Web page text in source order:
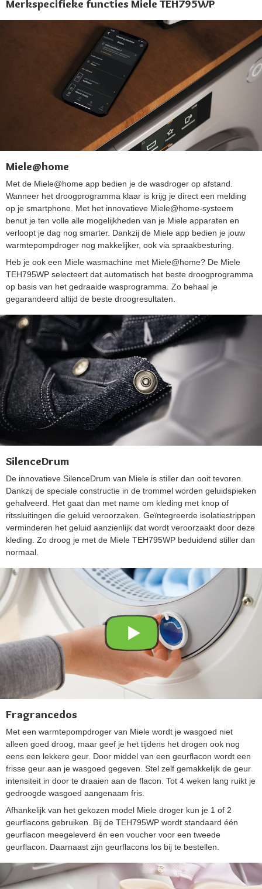
Merkspecifieke functies Miele TEH795WP
Miele@home
Met de Miele@home app bedien je de wasdroger op afstand.
Wanneer het droogprogramma klaar is krijg je direct een melding
op je smartphone. Met het innovatieve Miele@home-systeem
benut je ten volle alle mogelijkheden van je Miele apparaten en
verloopt je dag nog smarter. Dankzij de Miele app bedien je jouw
warmtepompdroger nog makkelijker, ook via spraakbesturing.
Heb je ook een Miele wasmachine met Miele@home? De Miele
TEH795WP selecteert dat automatisch het beste droogprogramma
op basis van het gedraaide wasprogramma. Zo behaal je
gegarandeerd altijd de beste droogresultaten.
SilenceDrum
De innovatieve SilenceDrum van Miele is stiller dan ooit tevoren.
Dankzij de speciale constructie in de trommel worden geluidspieken
gehalveerd. Het gaat dan met name om kleding met knop of
ritssluitingen die geluid veroorzaken. Geïntegreerde isolatiestrippen
verminderen het geluid aanzienlijk dat wordt veroorzaakt door deze
kleding. Zo droog je met de Miele TEH795WP beduidend stiller dan
normaal.
Fragrancedos
Met een warmtepompdroger van Miele wordt je wasgoed niet
alleen goed droog, maar geef je het tijdens het drogen ook nog
eens een lekkere geur. Door middel van een geurflacon wordt een
frisse geur aan je wasgoed gegeven. Stel zelf gemakkelijk de geur
intensiteit in door te draaien aan de flacon. Tot 4 weken lang ruikt je
gedroogde wasgoed aangenaam fris.
Afhankelijk van het gekozen model Miele droger kun je 1 of 2
geurflacons gebruiken. Bij de TEH795WP wordt standaard één
geurflacon meegeleverd én een voucher voor een tweede
geurflacon. Daarnaast zijn geurflacons los bij te bestellen.